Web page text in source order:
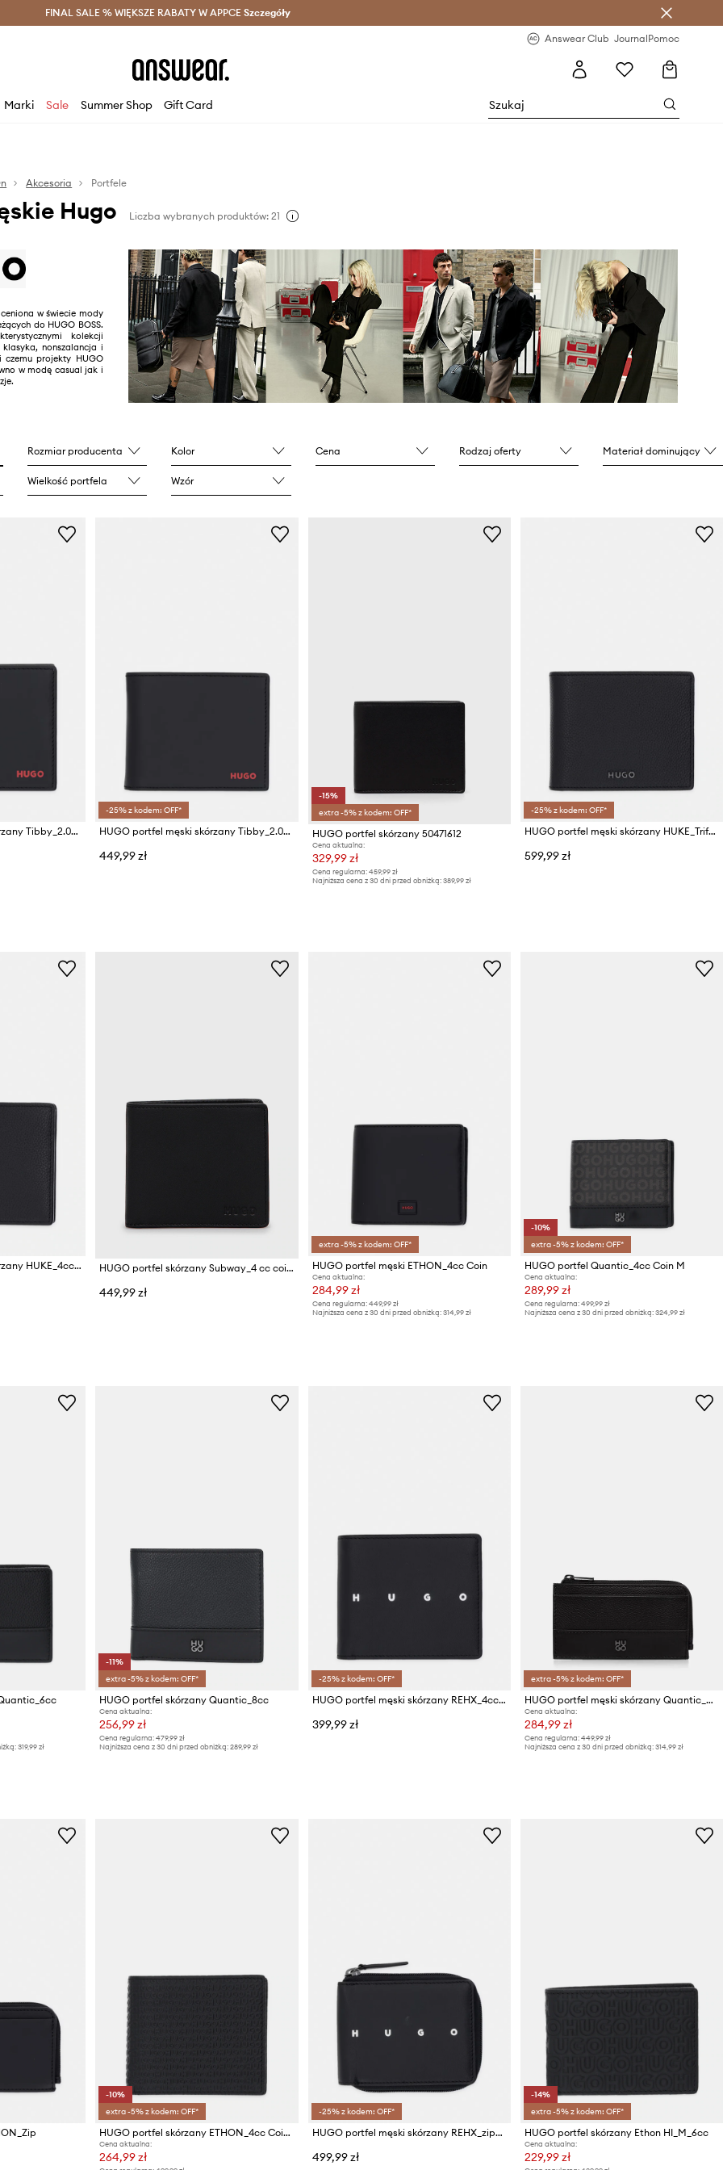
Oszczędzaj z Answear Club > Dostawa nawet w 24h >
FINAL SALE % WIĘKSZE RABATY W APPCE Szczegóły
Answear Club JournalPomoc
Marki Sale Summer Shop Gift Card
Akcesoria Portfele
Hugo Liczba wybranych produktów: 21
w świecie mody
do HUGO BOSS.
kolekcji
klasyka, nonszalancja i
czemu projekty HUGO
w modę casual jak i
Rozmiar producenta Kolor Cena Rodzaj oferty Materiał dominujący
Wielkość portfela Wzór
HUGO portfel męski skórzany Tibby_2.0_4cc coin
-25% z kodem: OFF*
HUGO portfel męski skórzany Tibby_2.0_Trifold
449,99 zł
-15%
extra -5% z kodem: OFF*
HUGO portfel skórzany 50471612
Cena aktualna:
329,99 zł
Cena regularna: 459,99 zł
Najniższa cena z 30 dni przed obniżką: 389,99 zł
-25% z kodem: OFF*
HUGO portfel męski skórzany HUKE_Trifold
599,99 zł
HUGO portfel męski skórzany HUKE_4cc Coin HUGO portfel skórzany Subway_4 cc coin
449,99 zł
extra -5% z kodem: OFF*
HUGO portfel męski ETHON_4cc Coin
Cena aktualna:
284,99 zł
Cena regularna: 449,99 zł
Najniższa cena z 30 dni przed obniżką: 314,99 zł
-10%
extra -5% z kodem: OFF*
HUGO portfel Quantic_4cc Coin M
Cena aktualna:
289,99 zł
Cena regularna: 499,99 zł
Najniższa cena z 30 dni przed obniżką: 324,99 zł
319,99 zł
-11%
extra -5% z kodem: OFF*
HUGO portfel skórzany Quantic_8cc
Cena aktualna:
256,99 zł
Cena regularna: 479,99 zł
Najniższa cena z 30 dni przed obniżką: 289,99 zł
-25% z kodem: OFF*
HUGO portfel męski skórzany REHX_4cc Coi
399,99 zł
extra -5% z kodem: OFF*
HUGO portfel męski skórzany Quantic_NEW Zip
Cena aktualna:
284,99 zł
Cena regularna: 449,99 zł
Najniższa cena z 30 dni przed obniżką: 314,99 zł
-10%
extra -5% z kodem: OFF*
HUGO portfel skórzany ETHON_4cc Coin MG
Cena aktualna:
264,99 zł
-25% z kodem: OFF*
HUGO portfel męski skórzany REHX_ziparound
499,99 zł
-14%
extra -5% z kodem: OFF*
HUGO portfel skórzany Ethon HI_M_6cc
Cena aktualna:
229,99 zł